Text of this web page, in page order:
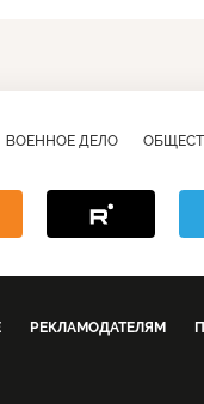
ВОЕННОЕ ДЕЛО
РЕКЛАМОДАТЕЛЯМ